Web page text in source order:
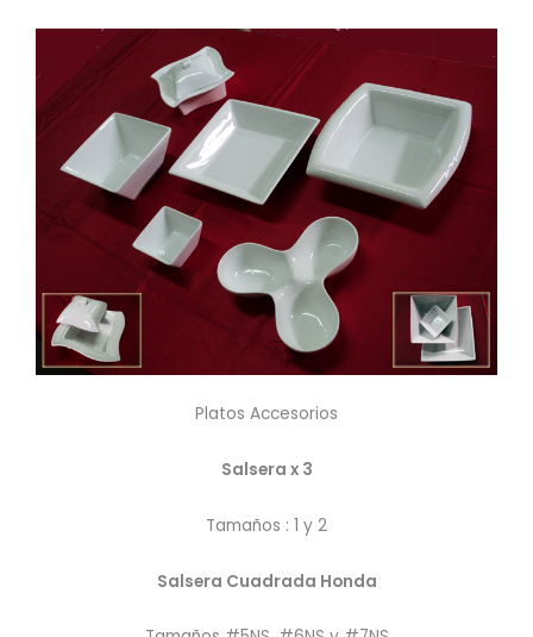
Platos Accesorios
Salsera x 3
Tamaños : 1 y 2
Salsera Cuadrada Honda